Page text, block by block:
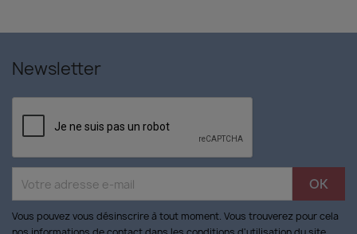
Newsletter
Vous pouvez vous désinscrire à tout moment. Vous trouverez pour cela